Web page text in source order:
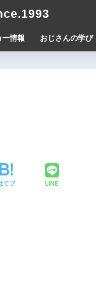
情報 おじさんの学び
てブ LINE